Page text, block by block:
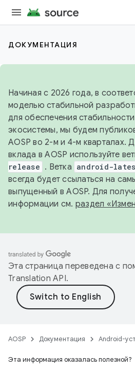
ДОКУМЕНТАЦИЯ
Начиная с 2026 года, в
моделью стабильной
для обеспечения
экосистемы, мы будем
AOSP во 2-м и 4-м кварталах.
вклада в AOSP используйте
release . Ветка android-
всегда будет ссылаться на
выпущенный в AOSP. Для
информации см. раздел
Эта страница переведена с
Translation API.
AOSP Документация Android-
Эта информация оказалась полезной?